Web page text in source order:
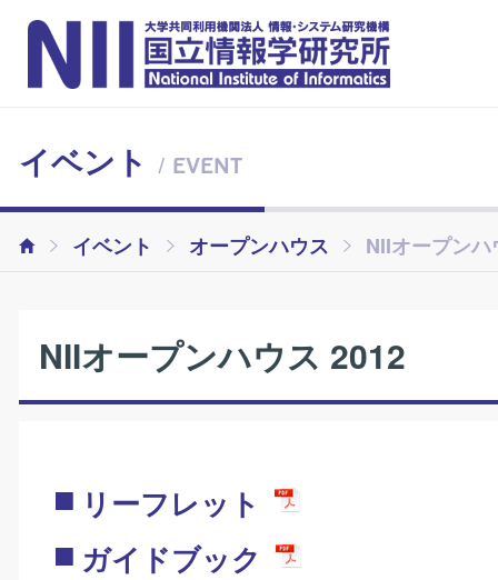
イベント / EVENT
イベント オープンハウス NIIオープン
NIIオープンハウス 2012
リーフレット
ガイドブック